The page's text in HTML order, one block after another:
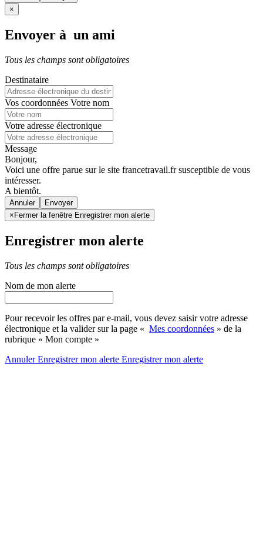
×
Envoyer à un ami
Tous les champs sont obligatoires
Destinataire
Vos coordonnées Votre nom
Votre adresse électronique
Message
Bonjour,
Voici une offre parue sur le site francetravail.fr susceptible de vous
intéresser.
A bientôt.
Annuler
× Fermer la fenêtre Enregistrer mon alerte
Enregistrer mon alerte
Tous les champs sont obligatoires
Nom de mon alerte
Pour recevoir les offres par e-mail, vous devez saisir votre adresse
électronique et la valider sur la page « Mes coordonnées » de la
rubrique « Mon compte »
AnnulerEnregistrer mon alerte Enregistrermon alerte